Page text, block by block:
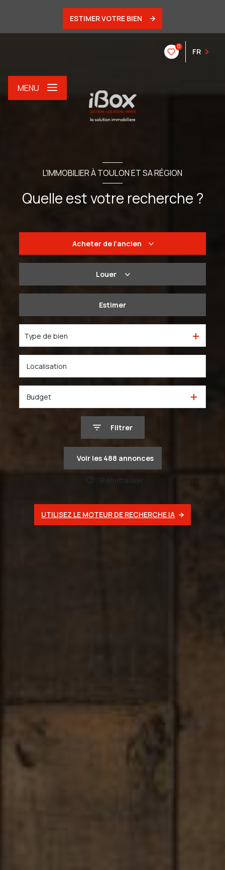
ESTIMER VOTRE BIEN
0
FR
MENU
L'IMMOBILIER À TOULON ET SA RÉGION
Quelle est votre recherche ?
Acheter de l'ancien
Du neuf
Louer
De l'immo pro
Estimer
Type de bien
Budget
Filtrer
Voir les 488 annonces
Réinitialiser
UTILISEZ LE MOTEUR DE RECHERCHE IA